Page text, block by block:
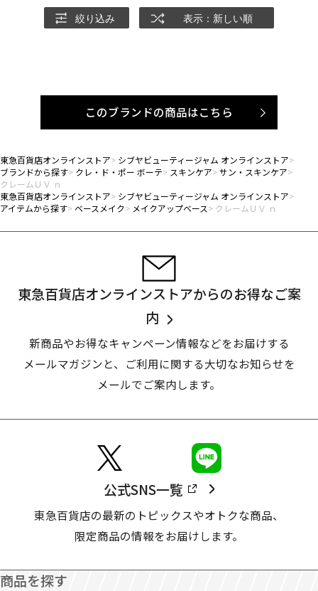
絞り込み 表示：新しい順
このブランドの商品はこちら
東急百貨店オンラインストア
シブヤビューティージャム オンラインストア
ブランドから探す
クレ・ド・ポー ボーテ スキンケア
サン・スキンケア
クレームＵＶ ｎ
東急百貨店オンラインストア
シブヤビューティージャム オンラインストア
アイテムから探す ベースメイク メイクアップベース クレームＵＶ ｎ
東急百貨店オンラインストアからのお得なご案
内
新商品やお得なキャンペーン情報などをお届けする
メールマガジンと、
ご利用に関する大切なお知らせを
メールでご案内します。
公式SNS一覧
東急百貨店の最新のトピックスやオトクな商品、
限定商品の情報をお届けします。
商品を探す